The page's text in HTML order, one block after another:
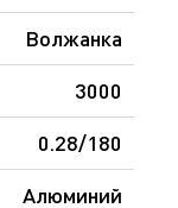
Волжанка
3000
0.28/180
Алюминий